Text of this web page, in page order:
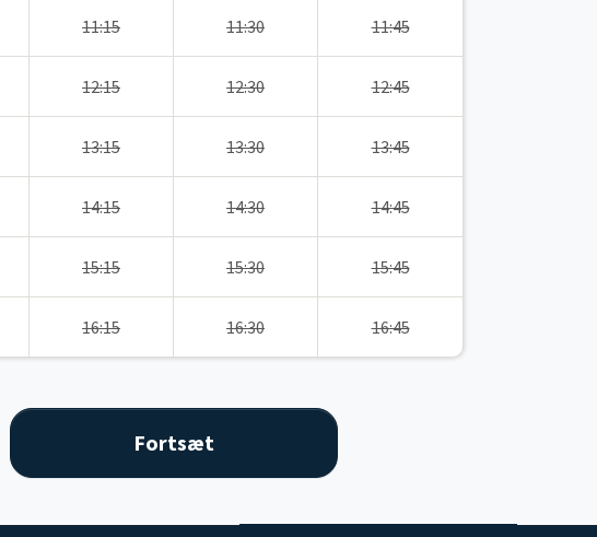
11:15 11:30 11:45
12:15 12:30 12:45
13:15 13:30 13:45
14:15 14:30 14:45
15:15 15:30 15:45
16:15 16:30 16:45